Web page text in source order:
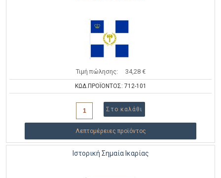
Τιμή πώλησης: 34,28 €
ΚΩΔ.ΠΡΟΪΟΝΤΟΣ: 712-101
Λεπτομέρειες προϊόντος
Ιστορική Σημαία Ικαρίας